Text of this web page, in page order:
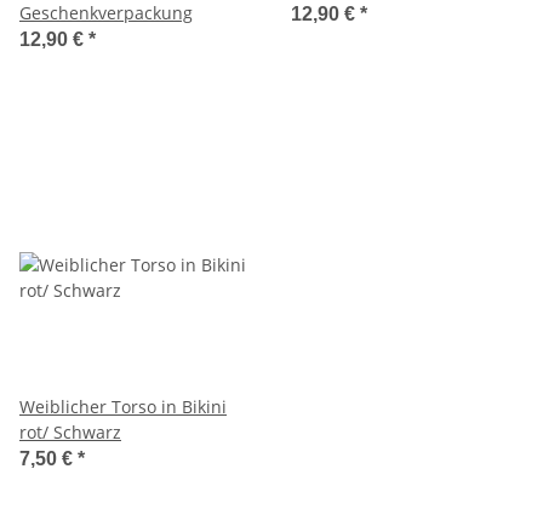
Geschenkverpackung
12,90 € *
12,90 € *
Weiblicher Torso in Bikini
rot/ Schwarz
7,50 € *